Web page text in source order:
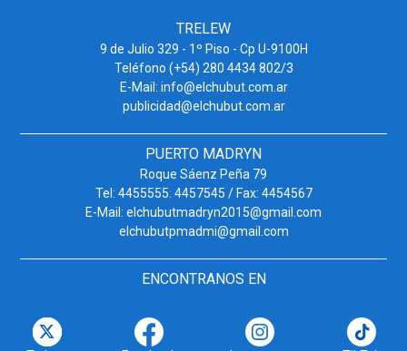
TRELEW
9 de Julio 329 - 1º Piso - Cp U-9100H
Teléfono (+54) 280 4434 802/3
E-Mail: info@elchubut.com.ar
publicidad@elchubut.com.ar
PUERTO MADRYN
Roque Sáenz Peña 79
Tel: 4455555. 4457545 / Fax: 4454567
E-Mail: elchubutmadryn2015@gmail.com
elchubutpmadmi@gmail.com
ENCONTRANOS EN